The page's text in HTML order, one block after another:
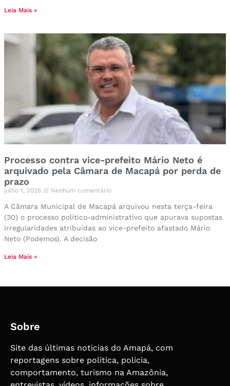
Leia Mais »
Processo contra vice-prefeito Mário Neto é
arquivado pela Câmara de Macapá por perda de
prazo
julho 1, 2026 Nenhum comentário
A Câmara Municipal de Macapá arquivou nesta terça-feira
(30) o processo político-administrativo que apurava supostas
irregularidades atribuídas ao vice-prefeito afastado Mário
Neto (Podemos). A decisão
Leia Mais »
Sobre
Site das últimas noticias do Amapá, com
reportagens sobre politica, policia,
comportamento, turismo na Amazônia,